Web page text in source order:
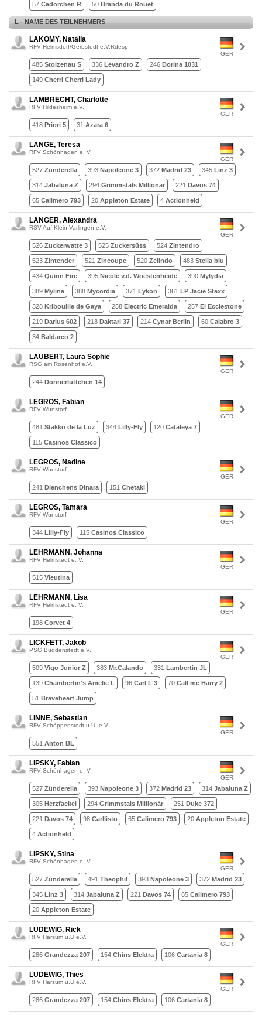
57 Cadörchen R 50 Branda du Rouet
L - NAME DES TEILNEHMERS
GER
LAKOMY, Natalia
RFV Helmsdorf/Gerbstedt e.V.Rdesp
485 Stolzenau S 336 Levandro Z 246 Dorina 1031
149 Cherri Cherri Lady
GER
LAMBRECHT, Charlotte
RFV Hildesheim e.V.
418 Priori 5 31 Azara 6
GER
LANGE, Teresa
RFV Schönhagen e. V.
527 Zünderella 393 Napoleone 3 372 Madrid 23 345 Linz 3
314 Jabaluna Z 294 Grimmstals Millionär 221 Davos 74
65 Calimero 793 20 Appleton Estate 4 Actionheld
GER
LANGER, Alexandra
RSV Auf Klein Varlingen e.V.
526 Zuckerwatte 3 525 Zuckersüss 524 Zintendro
523 Zintender 521 Zincoupe 520 Zelindo 483 Stella blu
434 Quinn Fire 395 Nicole v.d. Woestenheide 390 Mylydia
389 Mylina 388 Mycordia 371 Lykon 361 LP Jacie Staxx
328 Kribouille de Gaya 258 Electric Emeralda 257 El Ecclestone
219 Darius 602 218 Daktari 37 214 Cynar Berlin 60 Calabro 3
34 Baldarco 2
GER
LAUBERT, Laura Sophie
RSG am Rosenhof e.V.
244 Donnerlüttchen 14
GER
LEGROS, Fabian
RFV Wunstorf
481 Stakko de la Luz 344 Lilly-Fly 120 Cataleya 7
115 Casinos Classico
GER
LEGROS, Nadine
RFV Wunstorf
241 Dienchens Dinara 151 Chetaki
GER
LEGROS, Tamara
RFV Wunstorf
344 Lilly-Fly 115 Casinos Classico
GER
LEHRMANN, Johanna
RFV Helmstedt e. V.
515 Vleutina
GER
LEHRMANN, Lisa
RFV Helmstedt e. V.
198 Corvet 4
GER
LICKFETT, Jakob
PSG Büddenstedt e.V.
509 Vigo Junior Z 383 Mr.Calando 331 Lambertin JL
139 Chambertin's Amelie L 96 Carl L 3 70 Call me Harry 2
51 Braveheart Jump
GER
LINNE, Sebastian
RFV Schöppenstedt u.U. e.V.
551 Anton BL
GER
LIPSKY, Fabian
RFV Schönhagen e. V.
527 Zünderella 393 Napoleone 3 372 Madrid 23 314 Jabaluna Z
305 Herzfackel 294 Grimmstals Millionär 251 Duke 372
221 Davos 74 98 Carllisto 65 Calimero 793 20 Appleton Estate
4 Actionheld
GER
LIPSKY, Stina
RFV Schönhagen e. V.
527 Zünderella 491 Theophil 393 Napoleone 3 372 Madrid 23
345 Linz 3 314 Jabaluna Z 221 Davos 74 65 Calimero 793
20 Appleton Estate
GER
LUDEWIG, Rick
RFV Harsum u.U.e.V.
286 Grandezza 207 154 Chins Elektra 106 Cartania 8
GER
LUDEWIG, Thies
RFV Harsum u.U.e.V.
286 Grandezza 207 154 Chins Elektra 106 Cartania 8